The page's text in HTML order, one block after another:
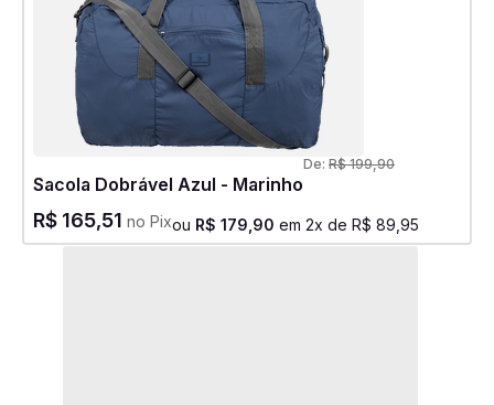
Sacola Dobrável Azul - Marinho
De: R$ 199,90
R$ 165,51 no Pixou R$ 179 90 em 2x de R$ 89 95